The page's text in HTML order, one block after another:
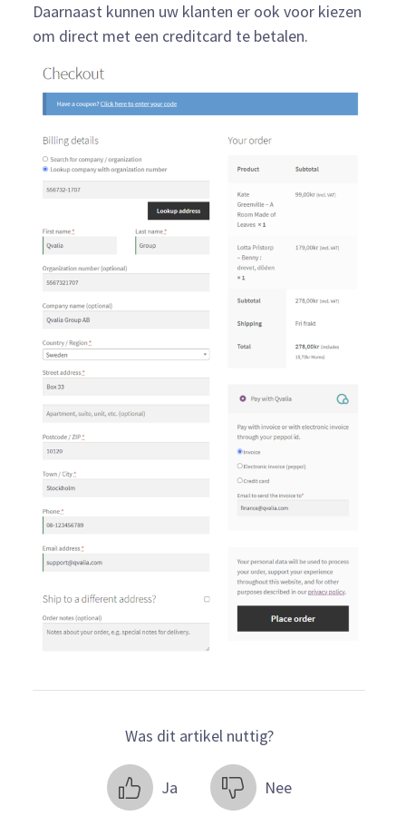
Daarnaast kunnen uw klanten er ook voor kiezen
om direct met een creditcard te betalen.
Was dit artikel nuttig?
Ja Nee